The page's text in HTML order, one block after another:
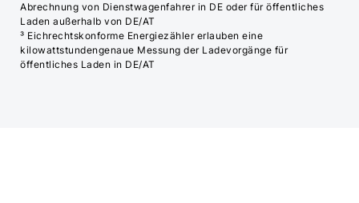
Abrechnung von Dienstwagenfahrer in DE oder für öffentliches
Laden außerhalb von DE/AT
³ Eichrechtskonforme Energiezähler erlauben eine
kilowattstundengenaue Messung der Ladevorgänge für
öffentliches Laden in DE/AT